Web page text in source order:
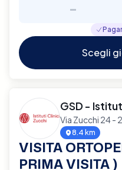
-
Scegli
GSD -
Via Zucchi 24 -
8.4 km
VISITA
PRIMA VISITA )